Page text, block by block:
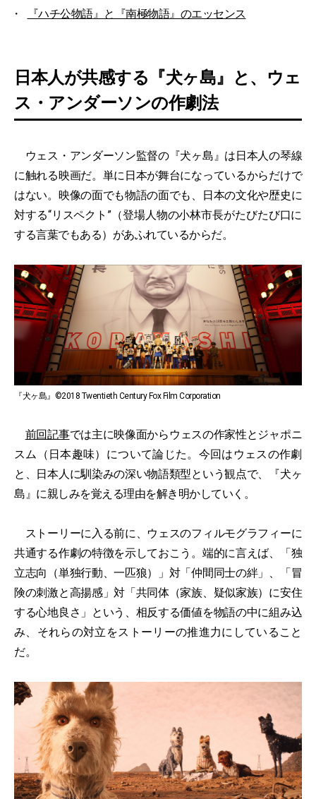
『ハチ公物語』と『南極物語』のエッセンス
日本人が共感する『犬ヶ島』と、ウェ
ス・アンダーソンの作劇法
ウェス・アンダーソン監督の『犬ヶ島』は日本人の琴線
に触れる映画だ。単に日本が舞台になっているからだけで
はない。映像の面でも物語の面でも、日本の文化や歴史に
対する“リスペクト”（登場人物の小林市長がたびたび口に
する言葉でもある）があふれているからだ。
『犬ヶ島』©2018 Twentieth Century Fox Film Corporation
前回記事では主に映像面からウェスの作家性とジャポニ
スム（日本趣味）について論じた。今回はウェスの作劇
と、日本人に馴染みの深い物語類型という観点で、『犬ヶ
島』に親しみを覚える理由を解き明かしていく。
ストーリーに入る前に、ウェスのフィルモグラフィーに
共通する作劇の特徴を示しておこう。端的に言えば、「独
立志向（単独行動、一匹狼）」対「仲間同士の絆」、「冒
険の刺激と高揚感」対「共同体（家族、疑似家族）に安住
する心地良さ」という、相反する価値を物語の中に組み込
み、それらの対立をストーリーの推進力にしていること
だ。